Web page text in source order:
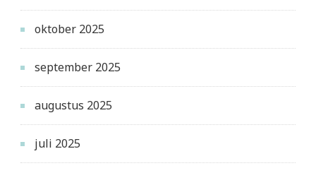
oktober 2025
september 2025
augustus 2025
juli 2025